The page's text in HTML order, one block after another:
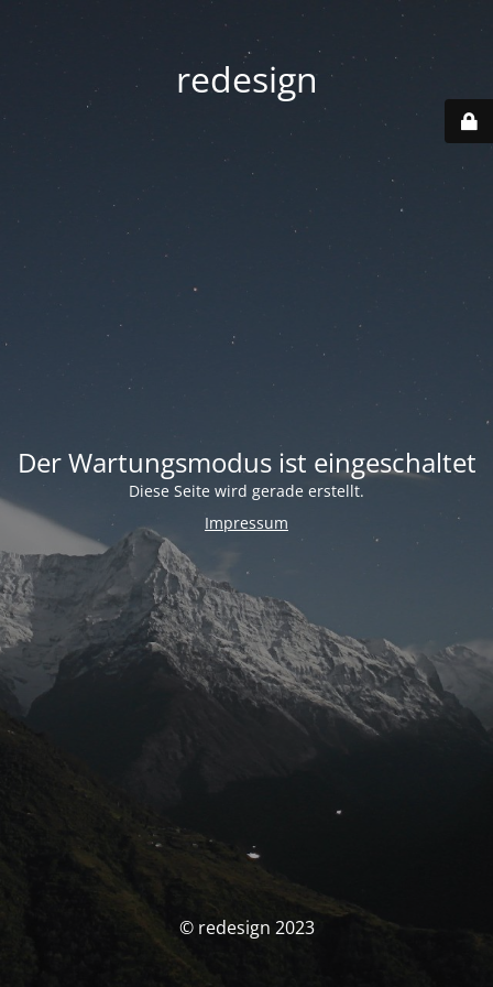
redesign
Der Wartungsmodus ist eingeschaltet
Diese Seite wird gerade erstellt.
Impressum
© redesign 2023